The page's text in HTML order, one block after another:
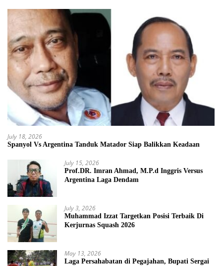
July 18, 2026
Spanyol Vs Argentina Tanduk Matador Siap Balikkan Keadaan
July 15, 2026
Prof.DR. Imran Ahmad, M.P.d Inggris Versus
Argentina Laga Dendam
July 3, 2026
Muhammad Izzat Targetkan Posisi Terbaik Di
Kerjurnas Squash 2026
May 13, 2026
Laga Persahabatan di Pegajahan, Bupati Sergai